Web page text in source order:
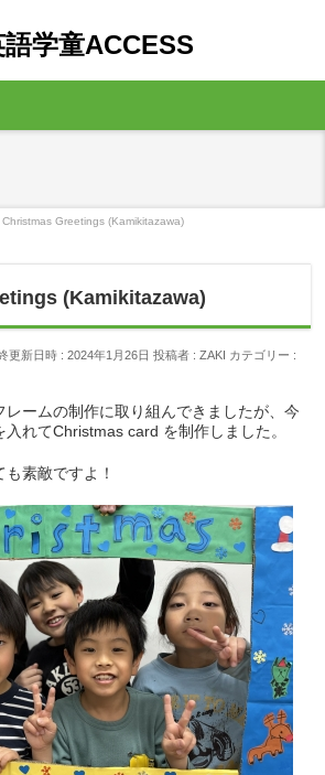
Christmas Greetings (Kamikitazawa)
(Kamikitazawa)
更新日時 : 2024年1月26日 投稿者 :ZAKI カテゴリー :
レームの制作に取り組んできましたが、今
れてChristmas card を制作しました。
素敵ですよ！